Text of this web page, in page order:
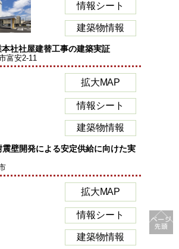
情報シート
建築物情報
本社社屋建替工事の建築実証
富安2-11
拡大MAP
情報シート
建築物情報
壁開発による安定供給に向けた実
拡大MAP
情報シート
建築物情報